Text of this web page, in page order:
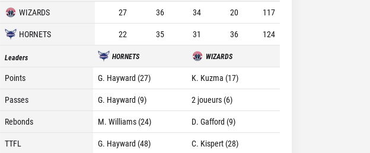
WIZARDS 27 36 34 20
117
HORNETS
22 35 31 36 124
Leaders HORNETS WIZARDS
Points G. Hayward (27)
K. Kuzma (17)
Passes
G. Hayward (9)
2 joueurs (6)
Rebonds
M. Williams (24)
D. Gafford (9)
TTFL
G. Hayward (48) C. Kispert (28)